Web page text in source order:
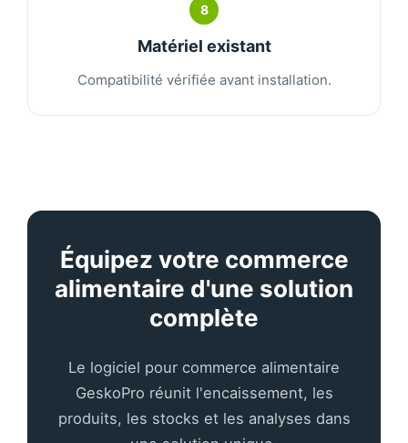
8
Matériel existant
Compatibilité vérifiée avant installation.
Équipez votre commerce
alimentaire d'une solution
complète
Le logiciel pour commerce alimentaire
GeskoPro réunit l'encaissement, les
produits, les stocks et les analyses dans